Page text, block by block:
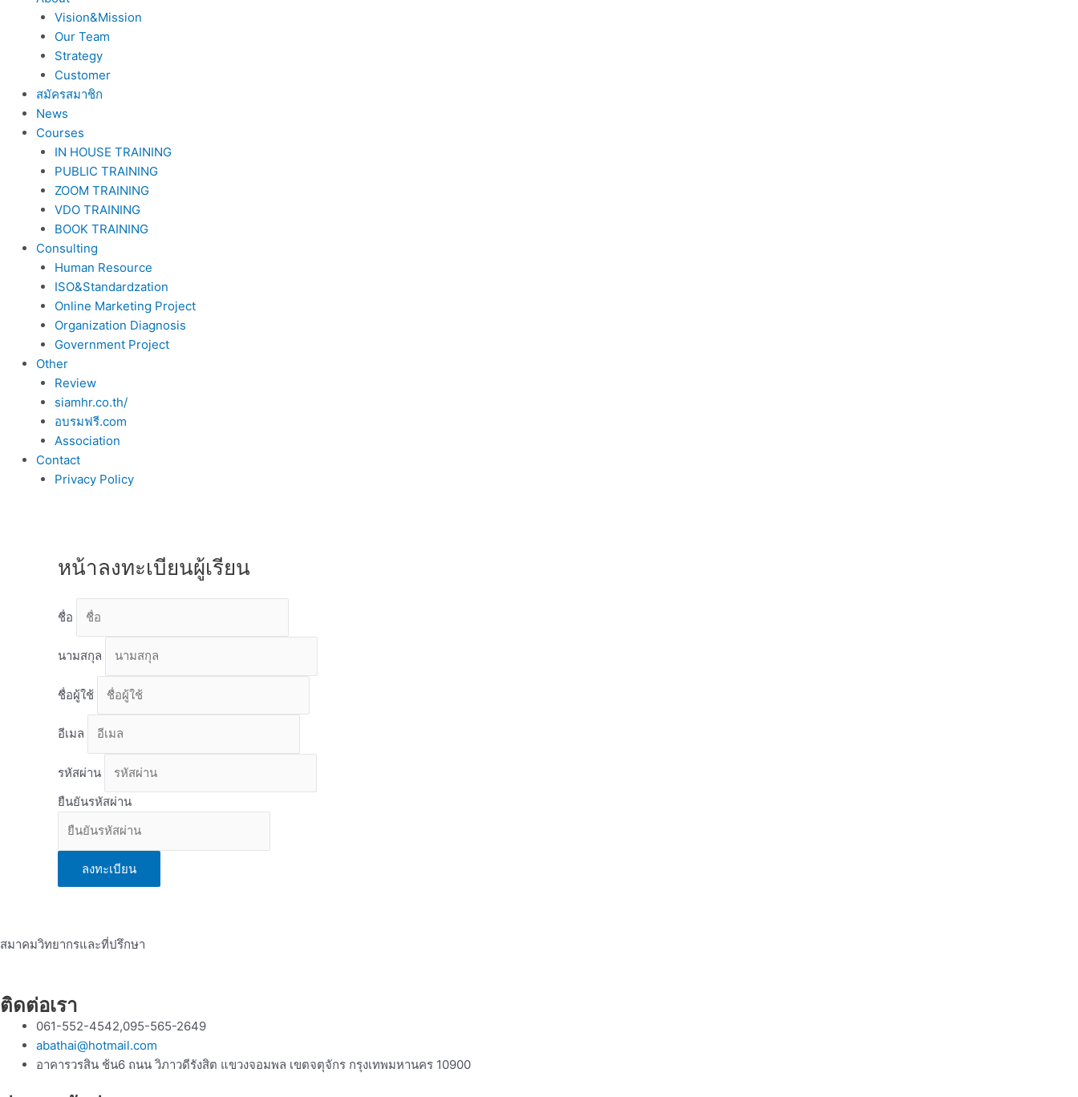
Vision&Mission
Our Team
Strategy
Customer
สมัครสมาชิก
News
Courses
IN HOUSE TRAINING
PUBLIC TRAINING
ZOOM TRAINING
VDO TRAINING
BOOK TRAINING
Consulting
Human Resource
ISO&Standardzation
Online Marketing Project
Organization Diagnosis
Government Project
Other
Review
siamhr.co.th/
อบรมฟรี.com
Association
Contact
Privacy Policy
หน้าลงทะเบียนผู้เรียน
ชื่อ
นามสกุล
ชื่อผู้ใช้
อีเมล
รหัสผ่าน
ยืนยันรหัสผ่าน
ลงทะเบียน
สมาคมวิทยากรและที่ปรึกษา
ติดต่อเรา
061-552-4542,095-565-2649
abathai@hotmail.com
อาคารวรสิน ช้น6 ถนน วิภาวดีรังสิต แขวงจอมพล เขตจตุจักร กรุงเทพมหานคร 10900